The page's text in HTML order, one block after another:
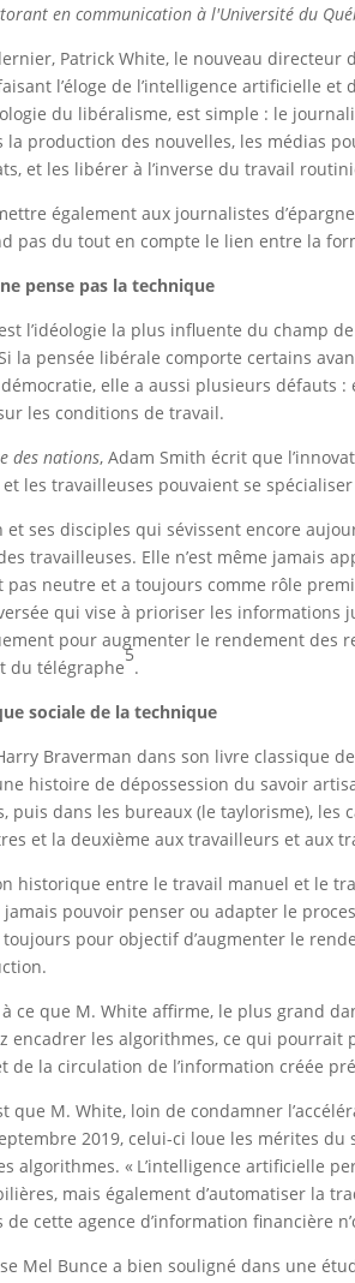
en communication à l'Université du
Patrick White, le nouveau directeur
l’éloge de l’intelligence artificielle
du libéralisme, est simple : le
la production des nouvelles, les médias
et les libérer à l’inverse du travail
également aux journalistes
pas du tout en compte le lien entre la
pense pas la technique
l’idéologie la plus influente du champ
la pensée libérale comporte certains
elle a aussi plusieurs défauts
les conditions de travail.
des nations, Adam Smith écrit que
les travailleuses pouvaient se
et ses disciples qui sévissent encore
travailleuses. Elle n’est même jamais
pas neutre et a toujours comme rôle
qui vise à prioriser les informations
pour augmenter le rendement
du télégraphe
5
.
sociale de la technique
Braverman dans son livre classique
histoire de dépossession du savoir
puis dans les bureaux (le taylorisme),
et la deuxième aux travailleurs et aux
historique entre le travail manuel et le
jamais pouvoir penser ou adapter le
pour objectif d’augmenter le
ce que M. White affirme, le plus grand
encadrer les algorithmes, ce qui
de la circulation de l’information créée
que M. White, loin de condamner
2019, celui-ci loue les mérites du
algorithmes. « L’intelligence artificielle
mais également d’automatiser la
cette agence d’information financière
Mel Bunce a bien souligné dans une